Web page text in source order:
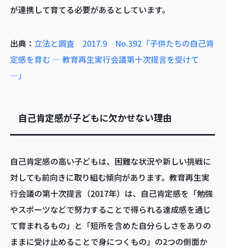
が連携して育てる必要があるとしています。
出典： 立法と調査 2017.9 No.392「子供たちの自己肯
定感を育む ― 教育再生実行会議第十次提言を受けて
―」
自己肯定感が子どもに欠かせない理由
自己肯定感の高い子どもは、困難な状況や新しい挑戦に
対しても前向きに取り組む傾向があります。教育再生実
行会議の第十次提言（2017年）は、自己肯定感を「勉強
やスポーツなどで努力することで得られる達成感を通じ
て育まれるもの」と「短所を含めた自分らしさをありの
ままに受け止めることで身につくもの」の2つの側面か